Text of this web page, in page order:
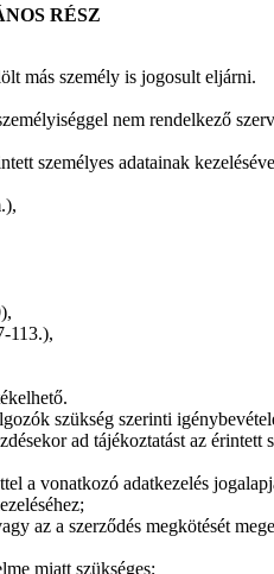
RÉSZ
más személy is jogosult eljárni.
nem rendelkező
személyes adatainak
113.),
szükség szerinti
ad tájékoztatást az érintett
a vonatkozó adatkezelés
az a szerződés megkötését
miatt szükséges;